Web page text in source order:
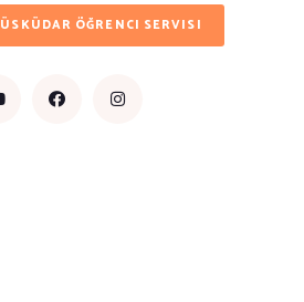
ÜSKÜDAR ÖĞRENCI SERVISI